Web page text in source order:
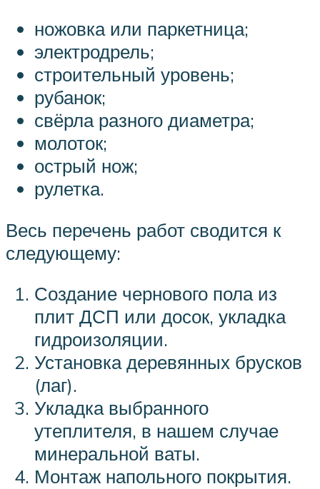
ножовка или паркетница;
электродрель;
строительный уровень;
рубанок;
свёрла разного диаметра;
молоток;
острый нож;
рулетка.
Весь перечень работ сводится к
следующему:
Создание чернового пола из
плит ДСП или досок, укладка
гидроизоляции.
Установка деревянных брусков
(лаг).
Укладка выбранного
утеплителя, в нашем случае
минеральной ваты.
Монтаж напольного покрытия.